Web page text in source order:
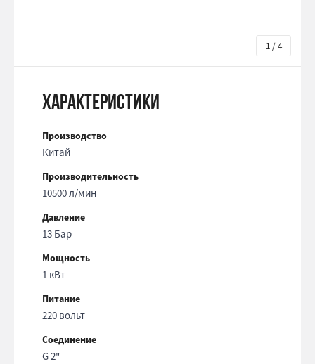
1 / 4
Характеристики
Производство
Китай
Производительность
10500 л/мин
Давление
13 Бар
Мощность
1 кВт
Питание
220 вольт
Соединение
G 2"